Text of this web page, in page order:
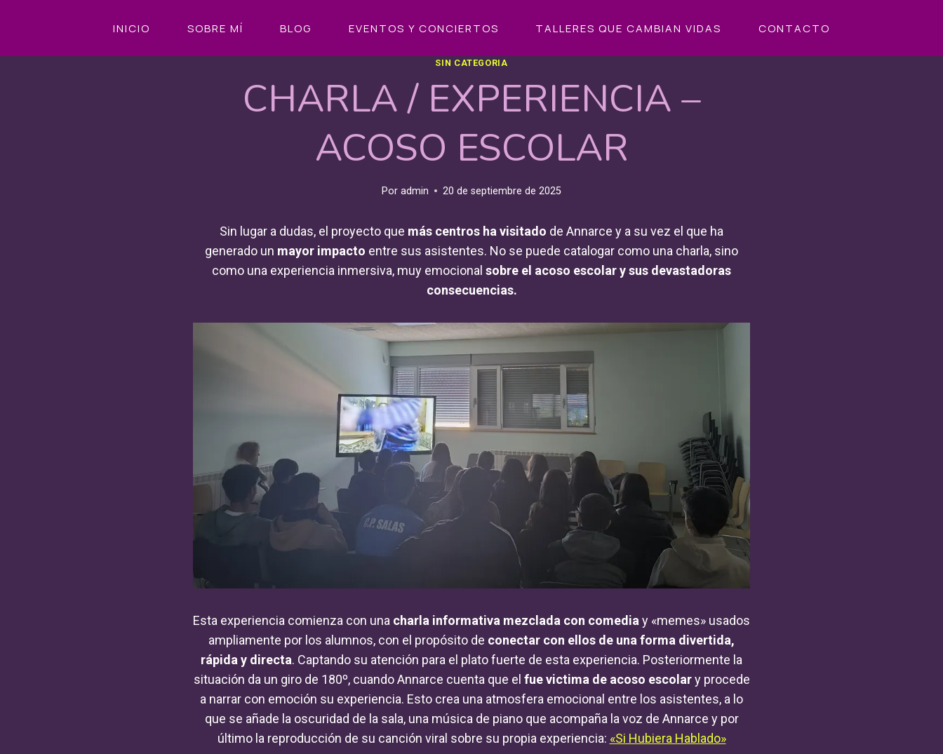
INICIO SOBRE MÍ BLOG EVENTOS Y CONCIERTOS TALLERES QUE CAMBIAN VIDAS CONTACTO
SIN CATEGORIA
CHARLA / EXPERIENCIA –
ACOSO ESCOLAR
Por admin 20 de septiembre de 2025
Sin lugar a dudas, el proyecto que más centros ha visitado de Annarce y a su vez el que ha
generado un mayor impacto entre sus asistentes. No se puede catalogar como una charla, sino
como una experiencia inmersiva, muy emocional sobre el acoso escolar y sus devastadoras
consecuencias.
Esta experiencia comienza con una charla informativa mezclada con comedia y «memes» usados
ampliamente por los alumnos, con el propósito de conectar con ellos de una forma divertida,
rápida y directa. Captando su atención para el plato fuerte de esta experiencia. Posteriormente la
situación da un giro de 180º, cuando Annarce cuenta que el fue victima de acoso escolary procede
a narrar con emoción su experiencia. Esto crea una atmosfera emocional entre los asistentes, a lo
que se añade la oscuridad de la sala, una música de piano que acompaña la voz de Annarce y por
último la reproducción de su canción viral sobre su propia experiencia: «Si Hubiera Hablado»